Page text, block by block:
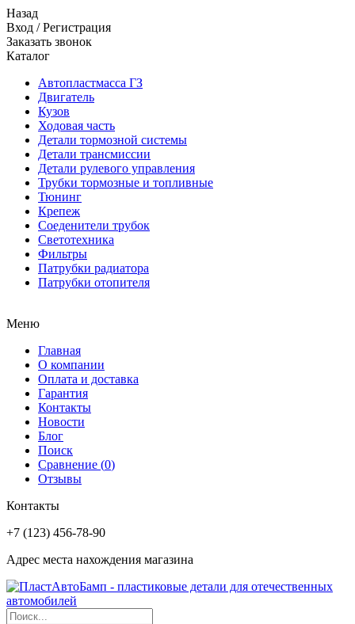
Назад
Вход /Регистрация
Заказать звонок
Каталог
Автопластмасса ГЗ
Двигатель
Кузов
Ходовая часть
Детали тормозной системы
Детали трансмиссии
Детали рулевого управления
Трубки тормозные и топливные
Тюнинг
Крепеж
Соеденители трубок
Светотехника
Фильтры
Патрубки радиатора
Патрубки отопителя
Меню
Главная
О компании
Оплата и доставка
Гарантия
Контакты
Новости
Блог
Поиск
Сравнение (0)
Отзывы
Контакты
+7 (123) 456-78-90
Адрес места нахождения магазина